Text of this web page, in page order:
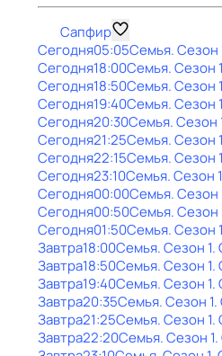
Сапфир
Сегодня05:05Семья. Сезон
Сегодня18:00Семья. Сезон 1
Сегодня18:50Семья. Сезон 1
Сегодня19:40Семья. Сезон 1
Сегодня20:30Семья. Сезон
Сегодня21:25Семья. Сезон 1
Сегодня22:15Семья. Сезон 1
Сегодня23:10Семья. Сезон 1
Сегодня00:00Семья. Сезон
Сегодня00:50Семья. Сезон
Сегодня01:50Семья. Сезон 1
Завтра18:00Семья. Сезон 1.
Завтра18:50Семья. Сезон 1.
Завтра19:40Семья. Сезон 1.
Завтра20:35Семья. Сезон 1.
Завтра21:25Семья. Сезон 1.
Завтра22:20Семья. Сезон 1